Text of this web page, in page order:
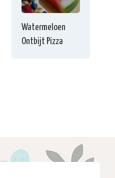
Watermeloen
Ontbijt Pizza